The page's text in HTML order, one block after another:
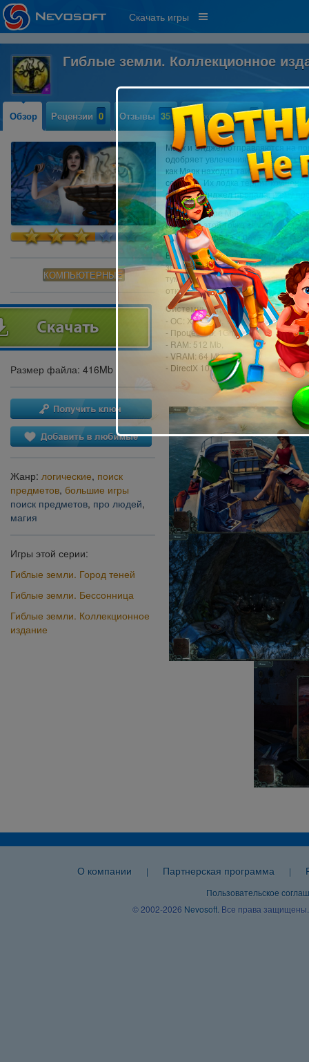
Скачать игры
Гиблые земли. Коллекционное
Обзор Рецензии 0 Отзывы 35 Прохождение 0
КОМПЬЮТЕРНЫЕ
Размер файла: 416Mb
Жанр: логические, поиск
предметов, большие игры
поиск предметов, про людей,
магия
Игры этой серии:
Гиблые земли. Город теней
Гиблые земли. Бессонница
Гиблые земли. Коллекционное
издание
Марк и Энджел отправляются на
одобряет увлечения Марка и, как
как Марк находит таинственную
события. Их лодка терпит
острове. Энджел пропала, и ему
Однако вскоре Марк находит
именно в этой точке земного
членами экипажа и пассажирами.
Выяснить, что же происходит на
земли. Город теней» - игра жанра
туманом, полных таинственных
открывающие резную дверь в
Системные требования:
- ОС: XP (SP3), Vista, 7
- Процессор: 1Ghz,
- RAM: 512 Mb,
- VRAM: 64 Mb,
- DirectX 10.0
О компании | Партнерская программа |
Пользовательское
© 2002-2026 Nevosoft . Все права защищены